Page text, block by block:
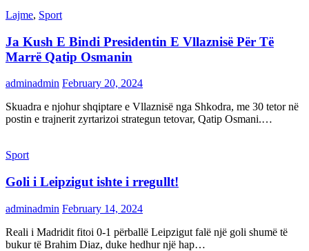
Lajme, Sport
Ja Kush E Bindi Presidentin E Vllaznisë Për Të
Marrë Qatip Osmanin
adminadmin February 20, 2024
Skuadra e njohur shqiptare e Vllaznisë nga Shkodra, me 30 tetor në
postin e trajnerit zyrtarizoi strategun tetovar, Qatip Osmani.…
Sport
Goli i Leipzigut ishte i rregullt!
adminadmin February 14, 2024
Reali i Madridit fitoi 0-1 përballë Leipzigut falë një goli shumë të
bukur të Brahim Diaz, duke hedhur një hap…